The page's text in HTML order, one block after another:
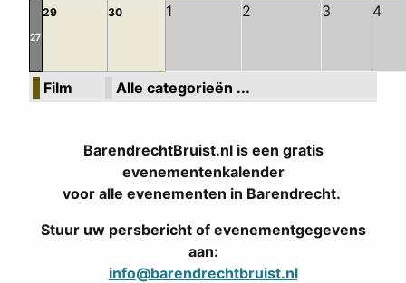
27
29 30 1 2 3 4
Film Alle categorieën ...
BarendrechtBruist.nl is een gratis
evenementenkalender
voor alle evenementen in Barendrecht.
Stuur uw persbericht of evenementgegevens
aan:
info@barendrechtbruist.nl